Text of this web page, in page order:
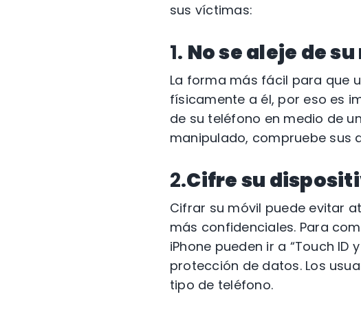
sus víctimas:
1. No se aleje de
La forma más fácil para que
físicamente a él, por eso es
de su teléfono en medio de
manipulado, compruebe sus
2.Cifre su
Cifrar su móvil puede evitar
más confidenciales. Para
iPhone pueden ir a “Touch
protección de datos. Los
tipo de teléfono.